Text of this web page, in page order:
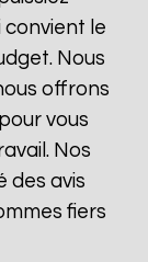
convient le
Nous
offrons
vous
Nos
des avis
fiers